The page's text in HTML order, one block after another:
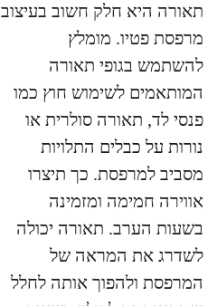
תאורה היא חלק חשוב בעיצוב
מרפסת פטיו. מומלץ
להשתמש בגופי תאורה
המותאמים לשימוש חוץ כמו
פנסי לד, תאורה סולרית או
נורות על כבלים התלויות
מסביב למרפסת. כך תיצרו
אווירה חמימה ומזמינה
בשעות הערב. תאורה יכולה
לשדרג את המראה של
המרפסת ולהפוך אותה לחלל